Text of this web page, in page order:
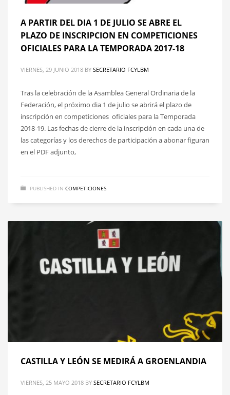
A PARTIR DEL DIA 1 DE JULIO SE ABRE EL
PLAZO DE INSCRIPCION EN COMPETICIONES
OFICIALES PARA LA TEMPORADA 2017-18
VIERNES, 29 JUNIO 2018 BY SECRETARIO FCYLBM
Tras la celebración de la Asamblea General Ordinaria de la
Federación, el próximo dia 1 de julio se abrirá el plazo de
inscripción en competiciones oficiales para la Temporada
2018-19. Las fechas de cierre de la inscripción en cada una de
las categorías y los derechos de participación a abonar figuran
en el PDF adjunto,
PUBLISHED IN COMPETICIONES
CASTILLA Y LEÓN SE MEDIRÁ A GROENLANDIA
VIERNES, 25 MAYO 2018 BY SECRETARIO FCYLBM